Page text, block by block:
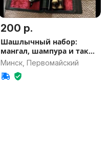
200 р.
Шашлычный набор:
мангал, шампура и так
далее
Минск, Первомайский